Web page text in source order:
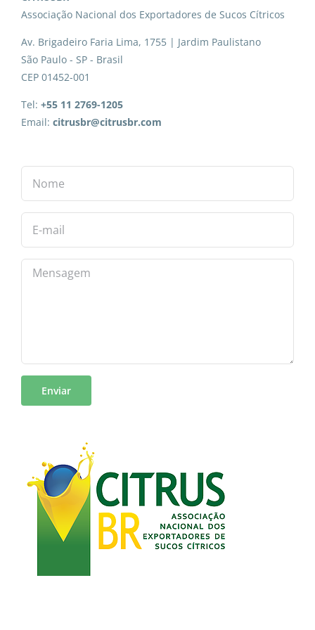
Associação Nacional dos Exportadores de Sucos Cítricos
Av. Brigadeiro Faria Lima, 1755 | Jardim Paulistano
São Paulo - SP - Brasil
CEP 01452-001
Tel: +55 11 2769-1205
Email: citrusbr@citrusbr.com